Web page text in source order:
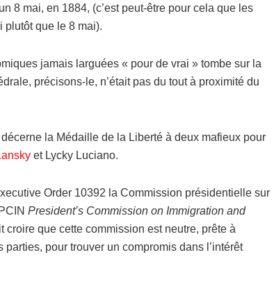
8 mai, en 1884, (c’est peut-être pour cela que les
plutôt que le 8 mai).
jamais larguées « pour de vrai » tombe sur la
précisons-le, n’était pas du tout à proximité du
la Médaille de la Liberté à deux mafieux pour
et Lycky Luciano.
Order 10392 la Commission présidentielle sur
President’s Commission on Immigration and
croire que cette commission est neutre, prête à
pour trouver un compromis dans l’intérêt